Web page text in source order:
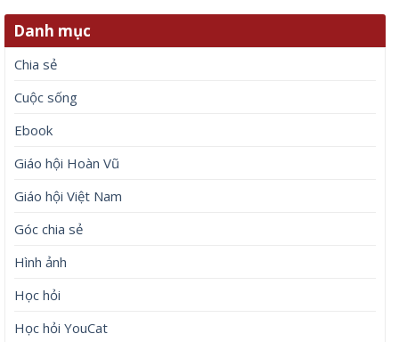
Danh mục
Chia sẻ
Cuộc sống
Ebook
Giáo hội Hoàn Vũ
Giáo hội Việt Nam
Góc chia sẻ
Hình ảnh
Học hỏi
Học hỏi YouCat